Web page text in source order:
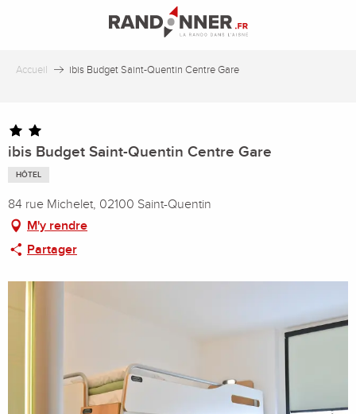
principal
Accueil ibis Budget Saint-Quentin Centre Gare
ibis Budget Saint-Quentin Centre Gare
HÔTEL
84 rue Michelet, 02100 Saint-Quentin
M'y rendre
Partager